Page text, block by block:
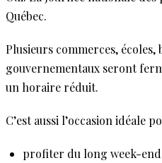
Québec.
Plusieurs commerces, écoles,
gouvernementaux seront
un horaire réduit.
C’est aussi l’occasion idéale
profiter du long week-